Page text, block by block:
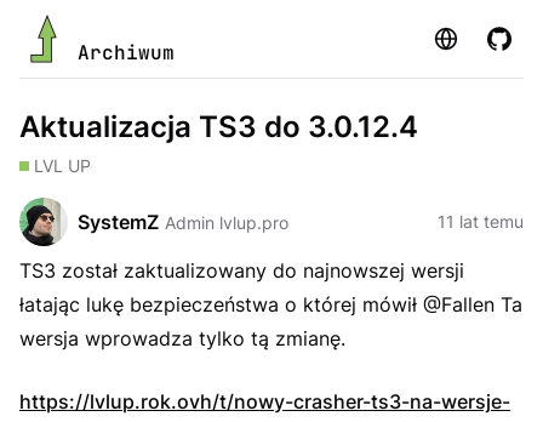
Archiwum Strona
Aktualizacja TS3 do 3.0.12.4
LVL UP
SystemZ Admin lvlup.pro 11 lat temu
TS3 został zaktualizowany do najnowszej wersji
łatając lukę bezpieczeństwa o której mówił @Fallen Ta
wersja wprowadza tylko tą zmianę.
https://lvlup.rok.ovh/t/nowy-crasher-ts3-na-wersje-